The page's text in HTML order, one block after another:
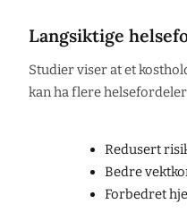
Langsiktige
Studier viser at et
kan ha flere
Redusert
Bedre
Forbedret